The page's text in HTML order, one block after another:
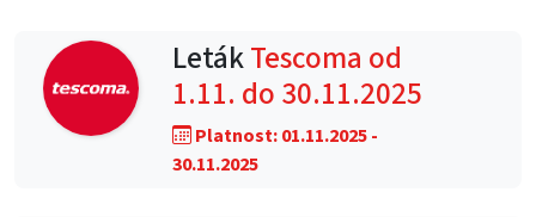
LetákTescoma od
1.11. do 30.11.2025
Platnost: 01.11.2025 -
30.11.2025